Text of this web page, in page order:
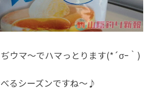
ウマ～でハマっとります(*´σｰ｀)
るシーズンですね～♪